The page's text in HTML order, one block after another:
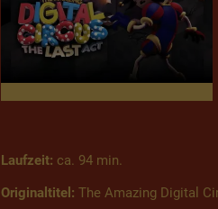
Laufzeit: ca. 94 min.
Originaltitel: The Amazing Digital